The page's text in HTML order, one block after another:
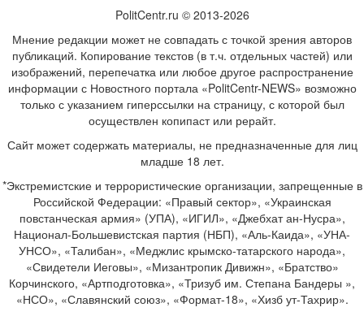
PolitCentr.ru © 2013-2026
Мнение редакции может не совпадать с точкой зрения авторов
публикаций. Копирование текстов (в т.ч. отдельных частей) или
изображений, перепечатка или любое другое распространение
информации с Новостного портала «PolitCentr-NEWS» возможно
только с указанием гиперссылки на страницу, с которой был
осуществлен копипаст или рерайт.
Сайт может содержать материалы, не предназначенные для лиц
младше 18 лет.
*Экстремистские и террористические организации, запрещенные в
Российской Федерации: «Правый сектор», «Украинская
повстанческая армия» (УПА), «ИГИЛ», «Джебхат ан-Нусра»,
Национал-Большевистская партия (НБП), «Аль-Каида», «УНА-
УНСО», «Талибан», «Меджлис крымско-татарского народа»,
«Свидетели Иеговы», «Мизантропик Дивижн», «Братство»
Корчинского, «Артподготовка», «Тризуб им. Степана Бандеры »,
«НСО», «Славянский союз», «Формат-18», «Хизб ут-Тахрир».